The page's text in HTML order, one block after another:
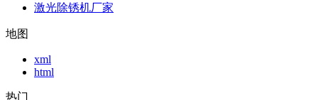
激光除锈机厂家
地图
xml
html
热门